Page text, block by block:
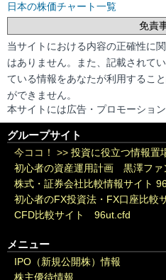
日本の株価チャート一覧
免責
当サイトにおける内容の正確性に
はありません。また、記載されて
ている情報をあなたが利用するこ
ができません。
本サイトには広告・プロモーショ
グループサイト
今ココ！ >> 投資に役立つ情報置
初心者の資産運用計画 黒澤ファ
株式・証券会社比較情報サイト
初心者のFX投資法・FX口座比較
CFD比較サイト 96ut.cfd
メニュー
IPO（新規公開株）情報
株主優待情報